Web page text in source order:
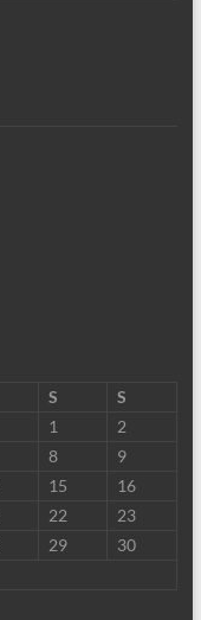
S
S
1
2
8
9
15
16
22
23
29
30